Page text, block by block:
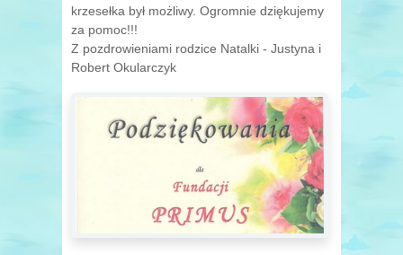
krzesełka był możliwy. Ogromnie dziękujemy
za pomoc!!!
Z pozdrowieniami rodzice Natalki - Justyna i
Robert Okularczyk